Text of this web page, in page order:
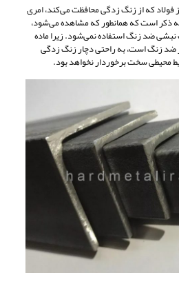
فولاد که از زنگ زدگی محافظت می‌کند، امری
ذکر است که همانطور که مشاهده می‌شود،
نبشی ضد زنگ استفاده نمی‌شود. زیرا ماده
ضد زنگ است، به راحتی دچار زنگ زدگی
محیطی سخت برخوردار نخواهد بود.